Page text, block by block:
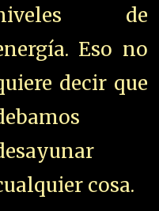
de
Eso no
decir que
cosa.